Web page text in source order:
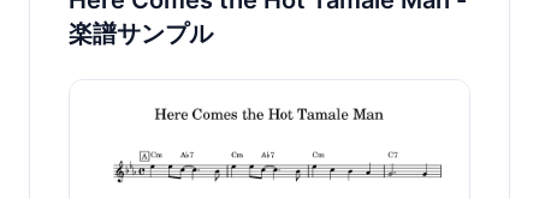
楽譜サンプル